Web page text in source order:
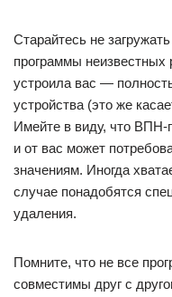
Старайтесь не
программы неизвестных
устроила вас —
устройства (это же
Имейте в виду, что ВПН-
и от вас может
значениям. Иногда
случае понадобятся
удаления.
Помните, что не все
совместимы друг с